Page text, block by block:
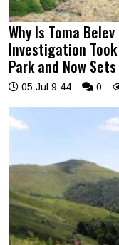
Why Is Toma
Investigation
Park and Now
05 Jul 9:44 0